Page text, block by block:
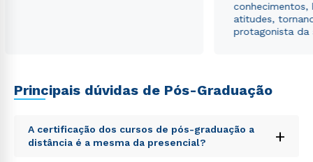
conhecimentos,
atitudes,
protagonista da
Principais dúvidas de Pós-Graduação
A certificação dos cursos de pós-graduação a
distância é a mesma da presencial?
+